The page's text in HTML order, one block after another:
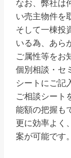
なお、弊社は
い売主物件を
そして一棟投
いる為、あら
ご属性等をお
個別相談・セ
シートにご記
ご相談シート
能額の把握も
更に効率よく
案が可能です。